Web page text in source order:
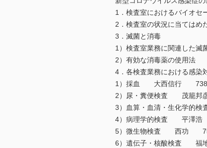
1．検査室におけるバイオ
2．検査室の状況に当て
3．滅菌と消毒
1）検査室業務に関連し
2）有効な消毒薬の使用
4．各検査業務における感染
1）採血 大西信行 738
2）尿・糞便検査 茂籠
3）血算・血清・生化学
4）病理学的検査 平澤
5）微生物検査 西功
6）遺伝子・核酸検査